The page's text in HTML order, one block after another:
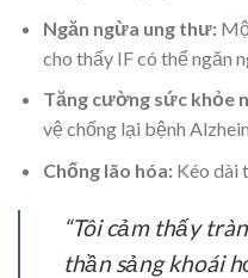
Ngăn ngừa ung thư:
cho thấy IF có thể ngăn
Tăng cường sức khỏe
vệ chống lại bệnh
Chống lão hóa:Kéo dài
“Tôi cảm thấy
thần sảng khoái